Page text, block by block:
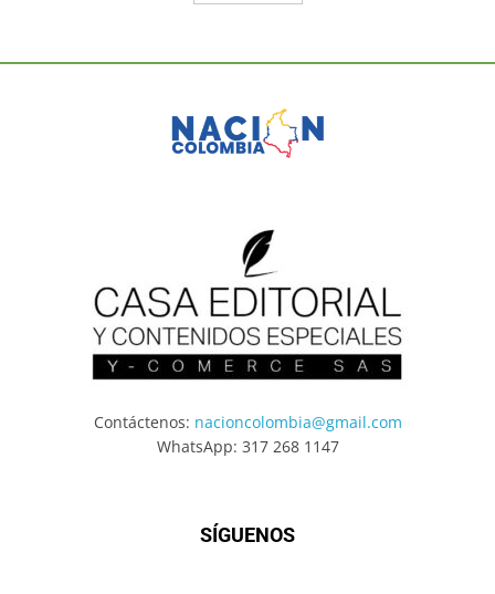
Contáctenos: nacioncolombia@gmail.com
WhatsApp: 317 268 1147
SÍGUENOS